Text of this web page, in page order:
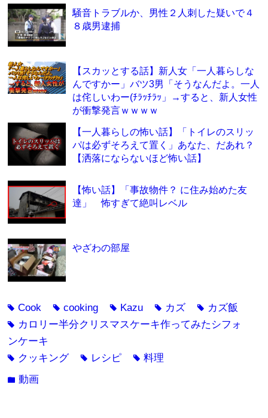
騒音トラブルか、男性２人刺した疑いで４
８歳男逮捕
【スカッとする話】新人女「一人暮らしな
んですかー」バツ3男「そうなんだよ。一人
は侘しいわー(ﾁﾗｯﾁﾗｯ」→すると、新人女性
が衝撃発言ｗｗｗｗ
【一人暮らしの怖い話】「トイレのスリッ
パは必ずそろえて置く」あなた、だあれ？
【洒落にならないほど怖い話】
【怖い話】「事故物件？ に住み始めた友
達」 怖すぎて絶叫レベル
やざわの部屋
tagCook tagcooking tag Kazu tag カズ tag カズ飯
tag カロリー半分クリスマスケーキ作ってみたシフォ
ンケーキ
tag クッキング tag レシピ tag料理
folder動画